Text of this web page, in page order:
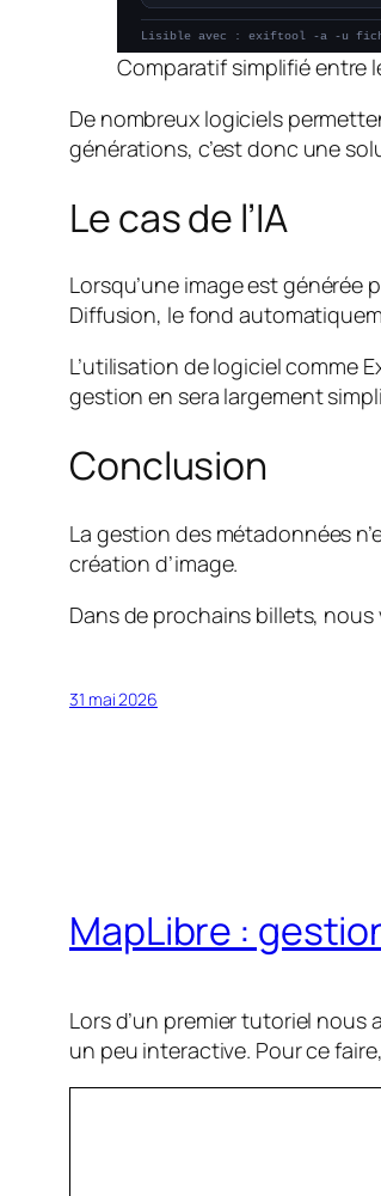
Comparatif simplifié entre
De nombreux logiciels
générations, c’est donc une
Le cas de l’IA
Lorsqu’une image est générée
Diffusion, le fond
L’utilisation de logiciel comme
gestion en sera largement
Conclusion
La gestion des métadonnées
création d’image.
Dans de prochains billets,
31 mai 2026
MapLibre :
Lors d’un premier tutoriel
un peu interactive. Pour ce